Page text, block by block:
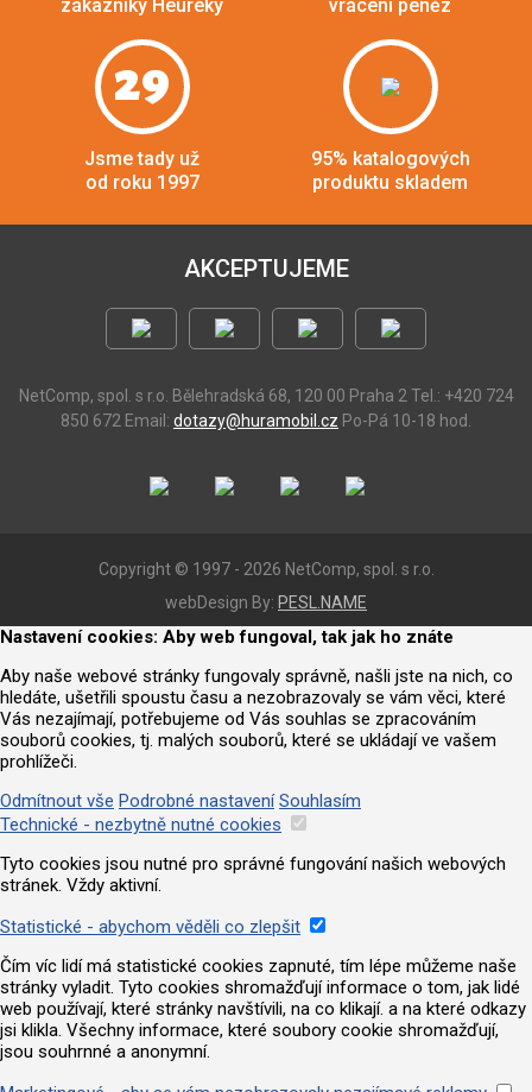
zákazníky Heuréky
vrácení peněz
29
Jsme tady už
od roku 1997
95% katalogových
produktu skladem
AKCEPTUJEME
NetComp, spol. s r.o. Bělehradská 68, 120 00 Praha 2 Tel.: +420 724
850 672 Email: dotazy@huramobil.cz Po-Pá 10-18 hod.
Copyright © 1997 - 2026 NetComp, spol. s r.o.
webDesign By: PESL.NAME
Nastavení cookies: Aby web fungoval, tak jak ho znáte
Aby naše webové stránky fungovaly správně, našli jste na nich, co
hledáte, ušetřili spoustu času a nezobrazovaly se vám věci, které
Vás nezajímají, potřebujeme od Vás souhlas se zpracováním
souborů cookies, tj. malých souborů, které se ukládají ve vašem
prohlížeči.
Odmítnout vše Podrobné nastavení Souhlasím
Technické - nezbytně nutné cookies
Tyto cookies jsou nutné pro správné fungování našich webových
stránek. Vždy aktivní.
Statistické - abychom věděli co zlepšit
Čím víc lidí má statistické cookies zapnuté, tím lépe můžeme naše
stránky vyladit. Tyto cookies shromažďují informace o tom, jak lidé
web používají, které stránky navštívili, na co klikají. a na které odkazy
jsi klikla. Všechny informace, které soubory cookie shromažďují,
jsou souhrnné a anonymní.